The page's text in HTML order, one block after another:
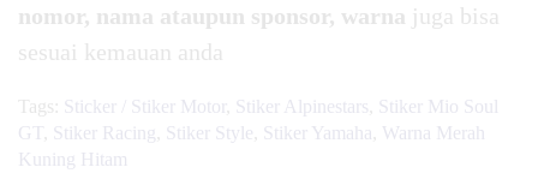
nomor, nama ataupun sponsor, warna juga bisa
sesuai kemauan anda
Tags: Sticker / Stiker Motor Stiker Alpinestars
Stiker Mio Soul
GT
Stiker Racing Stiker Style Stiker Yamaha Warna Merah
Kuning Hitam